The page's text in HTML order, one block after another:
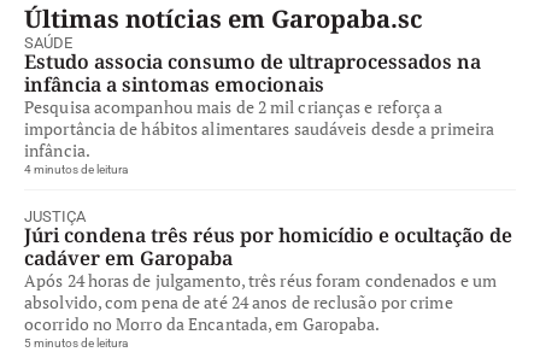
Últimas notícias em Garopaba.sc
SAÚDE
Estudo associa consumo de ultraprocessados na
infância a sintomas emocionais
Pesquisa acompanhou mais de 2 mil crianças e reforça a
importância de hábitos alimentares saudáveis desde a primeira
infância.
4 minutos de leitura
JUSTIÇA
Júri condena três réus por homicídio e ocultação de
cadáver em Garopaba
Após 24 horas de julgamento, três réus foram condenados e um
absolvido, com pena de até 24 anos de reclusão por crime
ocorrido no Morro da Encantada, em Garopaba.
5 minutos de leitura